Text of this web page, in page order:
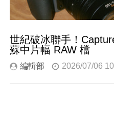
世紀破冰聯手！
蘇中片幅 RAW 檔
編輯部 2026/07/06